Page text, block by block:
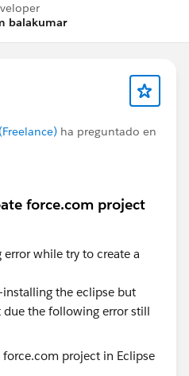
balakumar
ha preguntado en
force.com project
while try to create a
the eclipse but
the following error still